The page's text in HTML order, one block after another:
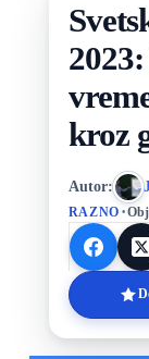
kroz
Autor:
RAZNO ·